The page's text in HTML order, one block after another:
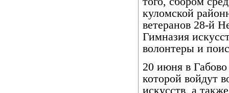
куломской
ветеранов 28-й
Гимназия
волонтеры и
20 июня в Габово
которой войдут
искусств, а